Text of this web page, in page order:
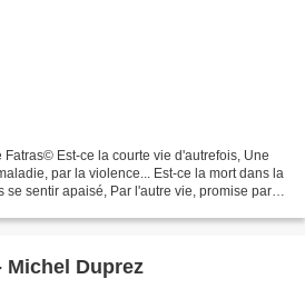
Fatras© Est-ce la courte vie d'autrefois, Une
par la violence... Est-ce la mort dans la
se sentir apaisé, Par l'autre vie, promise par la
Duprez